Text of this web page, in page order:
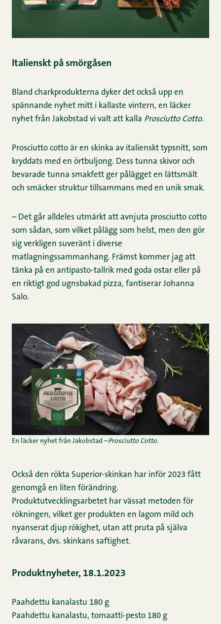
Italienskt på smörgåsen
Bland charkprodukterna dyker det också upp en
spännande nyhet mitt i kallaste vintern, en läcker
nyhet från Jakobstad vi valt att kalla Prosciutto Cotto.
Prosciutto cotto är en skinka av italienskt typsnitt, som
kryddats med en örtbuljong. Dess tunna skivor och
bevarade tunna smakfett ger pålägget en lättsmält
och smäcker struktur tillsammans med en unik smak.
– Det går alldeles utmärkt att avnjuta prosciutto cotto
som sådan, som vilket pålägg som helst, men den gör
sig verkligen suveränt i diverse
matlagningssammanhang. Främst kommer jag att
tänka på en antipasto-tallrik med goda ostar eller på
en riktigt god ugnsbakad pizza, fantiserar Johanna
Salo.
En läcker nyhet från Jakobstad –Prosciutto Cotto.
Också den rökta Superior-skinkan har inför 2023 fått
genomgå en liten förändring.
Produktutvecklingsarbetet har vässat metoden för
rökningen, vilket ger produkten en lagom mild och
nyanserat djup rökighet, utan att pruta på själva
råvarans, dvs. skinkans saftighet.
Produktnyheter, 18.1.2023
Paahdettu kanalastu 180 g
Paahdettu kanalastu, tomaatti-pesto 180 g